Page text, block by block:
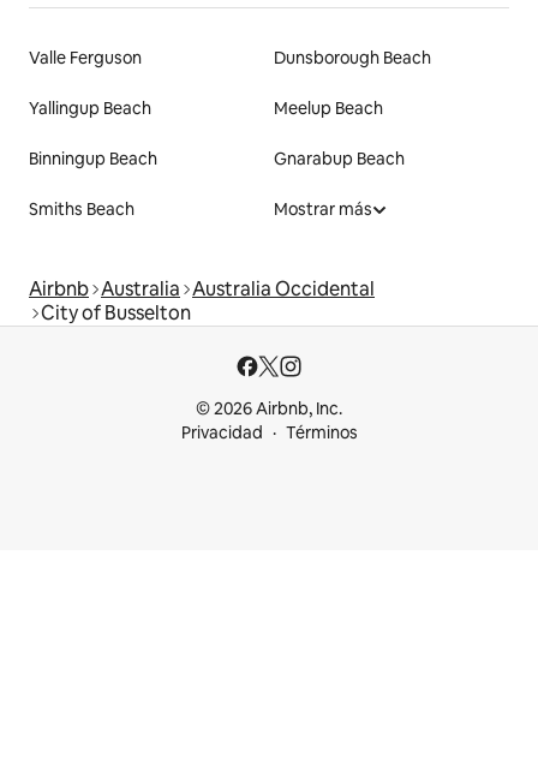
Valle Ferguson Dunsborough Beach
Yallingup Beach Meelup Beach
Binningup Beach Gnarabup Beach
Smiths Beach Mostrar más
Airbnb Australia Australia Occidental
City of Busselton
© 2026 Airbnb, Inc.
Privacidad
Términos